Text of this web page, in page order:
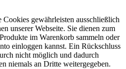
Cookies gewährleisten ausschließlich
unserer Webseite. Sie dienen zum
im Warenkorb sammeln oder
einloggen kannst. Ein Rückschluss
nicht möglich und dadurch
niemals an Dritte weitergegeben.